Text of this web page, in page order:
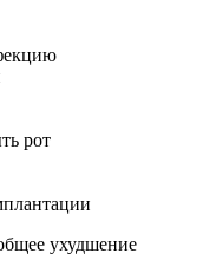
рот
ухудшение